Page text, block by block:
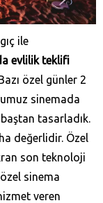
ile
evlilik teklifi
özel günler 2
sinemada
tasarladık.
değerlidir. Özel
son teknoloji
sinema
veren